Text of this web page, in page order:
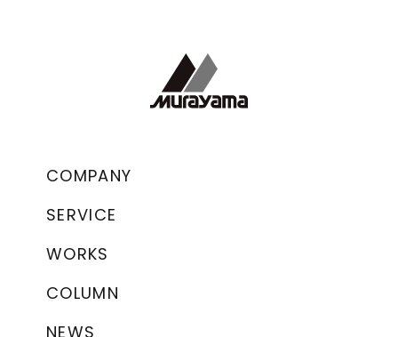
COMPANY
SERVICE
WORKS
COLUMN
NEWS